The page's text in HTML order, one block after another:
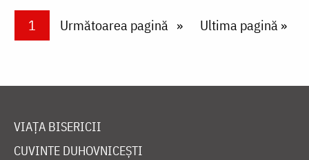
PaginareCurrent page
1 Next page
Următoarea pagină Last page
Ultima pagină »
VIAȚA BISERICII
CUVINTE DUHOVNICEȘTI